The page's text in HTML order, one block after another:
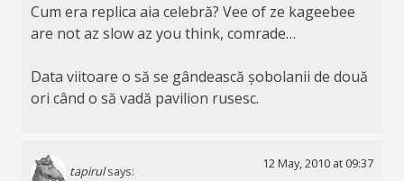
Cum era replica aia celebră? Vee of ze kageebee
are not az slow az you think, comrade…
Data viitoare o să se gândească șobolanii de două
ori când o să vadă pavilion rusesc.
tapirul says:
12 May, 2010 at 09:37